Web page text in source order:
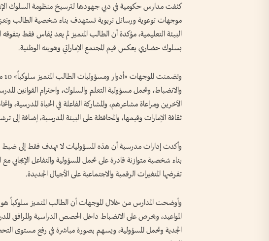
كثفت مدارس حكومية في دبي جهودها لترسيخ منظومة السلوك
موجهات توعوية ورسائل تربوية تستهدف بناء شخصية الطالب وتعزيز
البيئة التعليمية، مؤكدة أن الطالب المتميز لم يعد يُقاس فقط
بسلوك حضاري يعكس قيم المجتمع الإماراتي وهويته الوطنية.
والانضباط، وتحمل مسؤولية التعلم والسلوك، واحترام القوانين
الآخرين ومراعاة مشاعرهم، والمشاركة الفاعلة في الحياة المدرسية،
ثقافة الإمارات وقيمها، والمحافظة على البيئة المدرسية، إضافة إلى
وأكدت إدارات مدرسية أن هذه المسؤوليات لا تهدف فقط إلى
بناء شخصية متوازنة قادرة على تحمل المسؤولية والتفاعل الإيجابي
تفرضها المتغيرات الرقمية والاجتماعية على الأجيال الجديدة.
وأوضحت المدارس من خلال الموجهات أن الطالب المتميز سلوكياً هو
المواعيد، ويحرص على الانضباط داخل الحصص الدراسية والمرافق
الجدية وتحمل المسؤولية، ويسهم بصورة مباشرة في رفع مستوى